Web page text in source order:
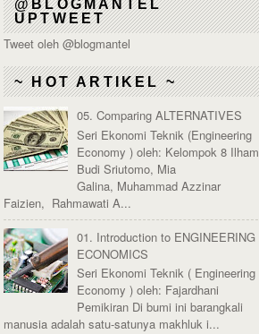
@BLOGMANTEL
UPTWEET
Tweet oleh @blogmantel
~ HOT ARTIKEL ~
05. Comparing ALTERNATIVES
Seri Ekonomi Teknik (Engineering
Economy ) oleh: Kelompok 8 Ilham
Budi Sriutomo, Mia
Galina, Muhammad Azzinar
Faizien, Rahmawati A...
01. Introduction to ENGINEERING
ECONOMICS
Seri Ekonomi Teknik ( Engineering
Economy ) oleh: Fajardhani
Pemikiran Di bumi ini barangkali
manusia adalah satu-satunya makhluk i...